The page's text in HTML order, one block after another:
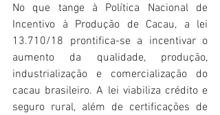
No que tange à Política Nacional de
Incentivo à Produção de Cacau, a lei
13.710/18 prontifica-se a incentivar o
aumento da qualidade, produção,
industrialização e comercialização do
cacau brasileiro. A lei viabiliza crédito e
seguro rural, além de certificações de